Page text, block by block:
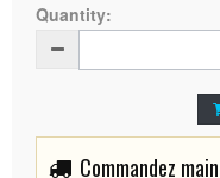
Quantity:
Commandez